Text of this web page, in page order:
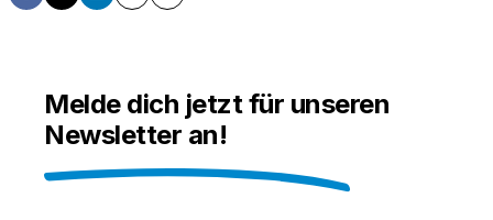
ShareShareShareCopyEmail
Melde dich jetzt für unseren
Newsletter an!